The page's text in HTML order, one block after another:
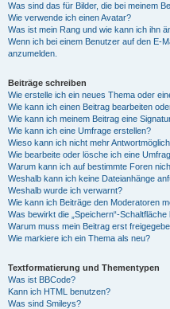
Was sind das für Bilder, die bei meinem
Wie verwende ich einen Avatar?
Was ist mein Rang und wie kann ich ihn
Wenn ich bei einem Benutzer auf den E-
anzumelden.
Beiträge schreiben
Wie erstelle ich ein neues Thema oder
Wie kann ich einen Beitrag bearbeiten
Wie kann ich meinem Beitrag eine
Wie kann ich eine Umfrage erstellen?
Wieso kann ich nicht mehr
Wie bearbeite oder lösche ich eine
Warum kann ich auf bestimmte Foren
Weshalb kann ich keine Dateianhänge
Weshalb wurde ich verwarnt?
Wie kann ich Beiträge den Moderatoren
Was bewirkt die „Speichern“-
Warum muss mein Beitrag erst
Wie markiere ich ein Thema als neu?
Textformatierung und Thementypen
Was ist BBCode?
Kann ich HTML benutzen?
Was sind Smileys?